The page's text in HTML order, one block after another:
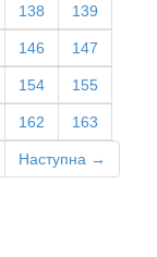
138 139
146 147
154 155
162 163
Наступна →